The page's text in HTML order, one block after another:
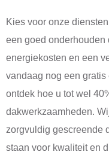
Kies voor onze
een goed onderhouden
energiekosten en een
vandaag nog een
ontdek hoe u tot wel
dakwerkzaamheden.
zorgvuldig gescreende
staan voor kwaliteit en